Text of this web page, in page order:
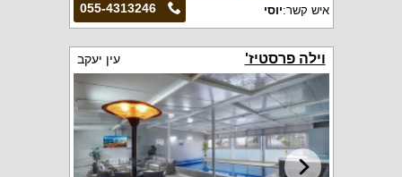
055-4313246 איש קשר:יוסי
וילה פרסטיז' עין יעקב